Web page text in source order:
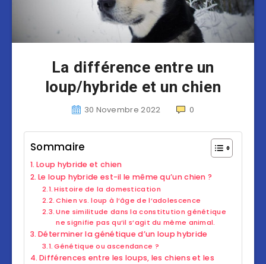
La différence entre un
loup/hybride et un chien
30 Novembre 2022 0
Sommaire
Loup hybride et chien
Le loup hybride est-il le même qu’un chien ?
Histoire de la domestication
Chien vs. loup à l’âge de l’adolescence
Une similitude dans la constitution génétique
ne signifie pas qu’il s’agit du même animal.
Déterminer la génétique d’un loup hybride
Génétique ou ascendance ?
Différences entre les loups, les chiens et les